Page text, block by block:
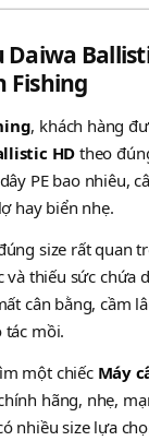
Daiwa
Fishing
, khách hàng
HDtheo
PE bao nhiêu,
hay biển nhẹ.
size rất quan
thiếu sức chứa
cân bằng, cầm
tác mồi.
một chiếc Máy
hãng, nhẹ,
nhiều size lựa